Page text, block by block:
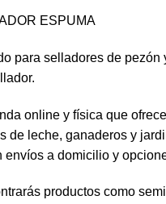
ESPUMA
para selladores de
online y física que
de leche, ganaderos y
envíos a domicilio y
productos como